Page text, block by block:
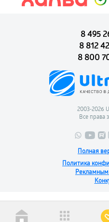
8 495
8 812
8 800
2003-2026
Все права
Полная
Политика